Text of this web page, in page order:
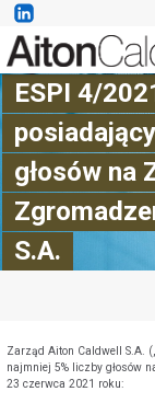
ESPI 4/
głosów na
S.A.
Zarząd Aiton Caldwell S.A.
najmniej 5% liczby głosów
23 czerwca 2021 roku: